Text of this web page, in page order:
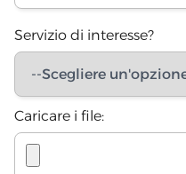
Servizio di interesse?
Caricare i file: